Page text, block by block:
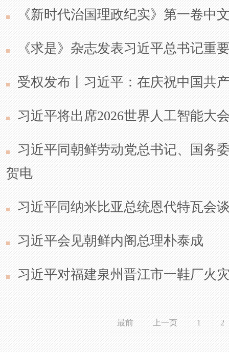
《新时代治国理政纪实》第一卷中
《求是》杂志发表习近平总书记重
受权发布丨习近平：在庆祝中国共
习近平将出席2026世界人工智能大
习近平同朝鲜劳动党总书记、国务
贺电
习近平同纳米比亚总统恩代特瓦会
习近平会见朝鲜内阁总理朴泰成
习近平对福建泉州晋江市一鞋厂火
最前 上一页 1 2